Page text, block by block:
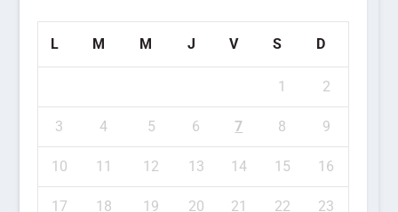
L M M J V S D
1 2
3 4 5 6 7 8 9
10 11 12 13 14 15 16
17 18 19 20 21 22 23